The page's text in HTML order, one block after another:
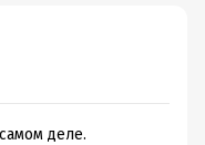
деле.